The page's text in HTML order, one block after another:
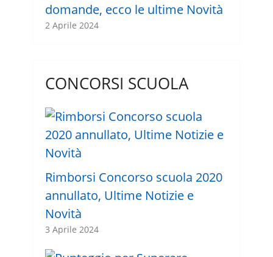
domande, ecco le ultime Novità
2 Aprile 2024
CONCORSI SCUOLA
Rimborsi Concorso scuola 2020
annullato, Ultime Notizie e
Novità
3 Aprile 2024